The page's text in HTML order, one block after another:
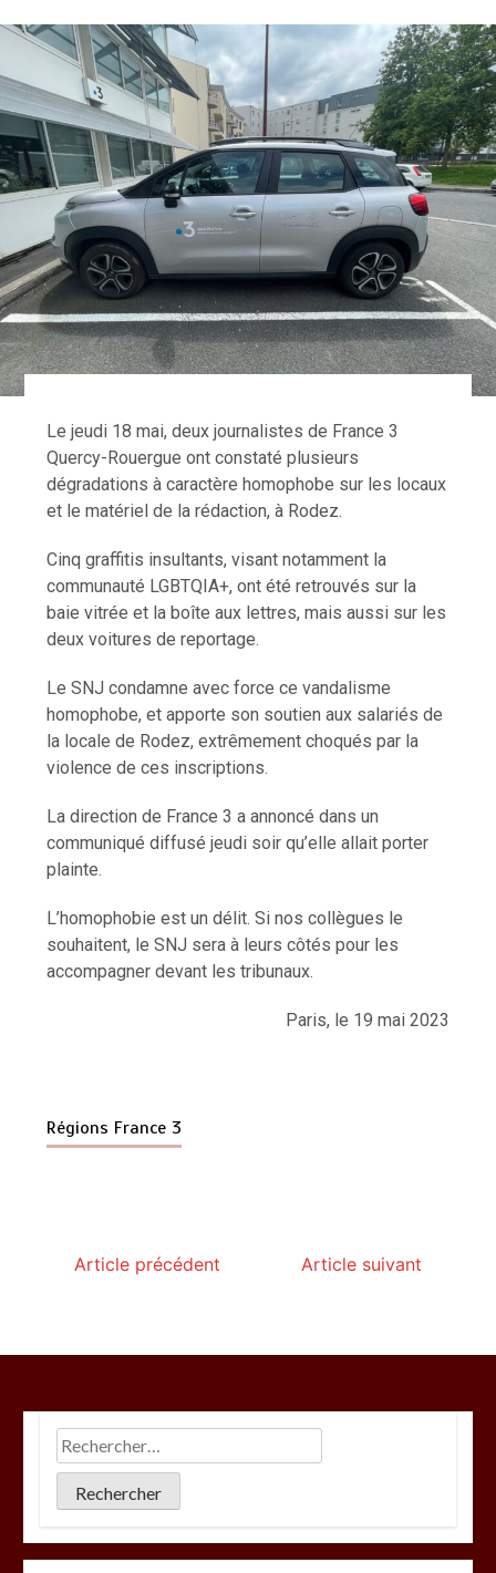
Le jeudi 18 mai, deux journalistes de France 3
Quercy-Rouergue ont constaté plusieurs
dégradations à caractère homophobe sur les locaux
et le matériel de la rédaction, à Rodez.
Cinq graffitis insultants, visant notamment la
communauté LGBTQIA+, ont été retrouvés sur la
baie vitrée et la boîte aux lettres, mais aussi sur les
deux voitures de reportage.
Le SNJ condamne avec force ce vandalisme
homophobe, et apporte son soutien aux salariés de
la locale de Rodez, extrêmement choqués par la
violence de ces inscriptions.
La direction de France 3 a annoncé dans un
communiqué diffusé jeudi soir qu’elle allait porter
plainte.
L’homophobie est un délit. Si nos collègues le
souhaitent, le SNJ sera à leurs côtés pour les
accompagner devant les tribunaux.
Paris, le 19 mai 2023
Régions France 3
Article précédent Article suivant